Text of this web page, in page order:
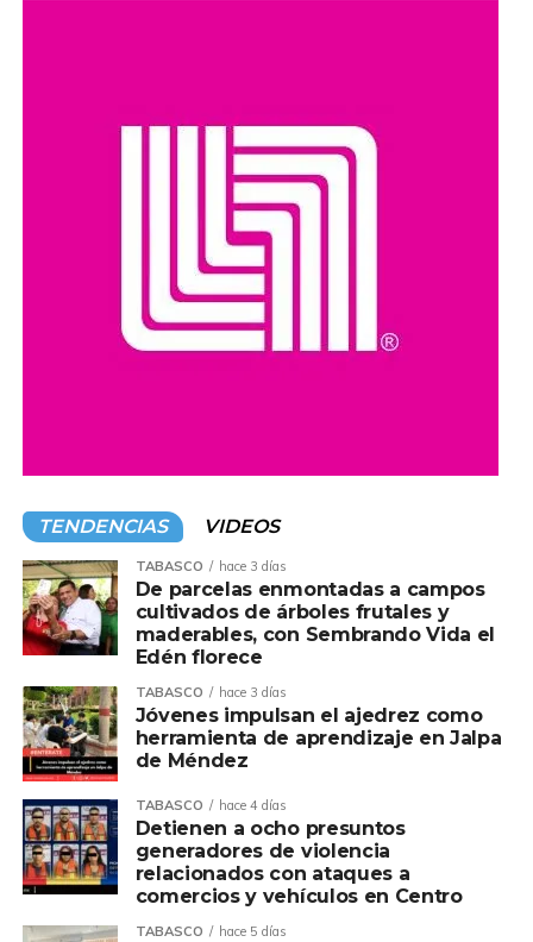
sacrificios masivos.
Organizaciones y ciudadanos han pedido que las
investigaciones se realicen con transparencia y que, en
caso de confirmarse irregularidades, se determinen las
responsabilidades conforme a la legislación vigente.
TENDENCIAS VIDEOS
TABASCO hace 3 días
De parcelas enmontadas a campos
cultivados de árboles frutales y
maderables, con Sembrando Vida el
Edén florece
TABASCO hace 3 días
Jóvenes impulsan el ajedrez como
herramienta de aprendizaje en Jalpa
de Méndez
TABASCO hace 4 días
Detienen a ocho presuntos
generadores de violencia
relacionados con ataques a
comercios y vehículos en Centro
TABASCO hace 5 días